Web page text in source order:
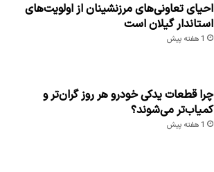
احیای تعاونی‌های مرزنشینان از اولویت‌های
استاندار گیلان است
1 هفته پیش
چرا قطعات یدکی خودرو هر روز گران‌تر و
کمیاب‌تر می‌شوند؟
1 هفته پیش